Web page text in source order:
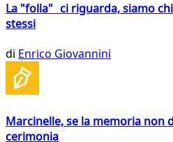
La "folla" ci riguarda, siamo
stessi
di Enrico Giovannini
Marcinelle, se la memoria non
cerimonia